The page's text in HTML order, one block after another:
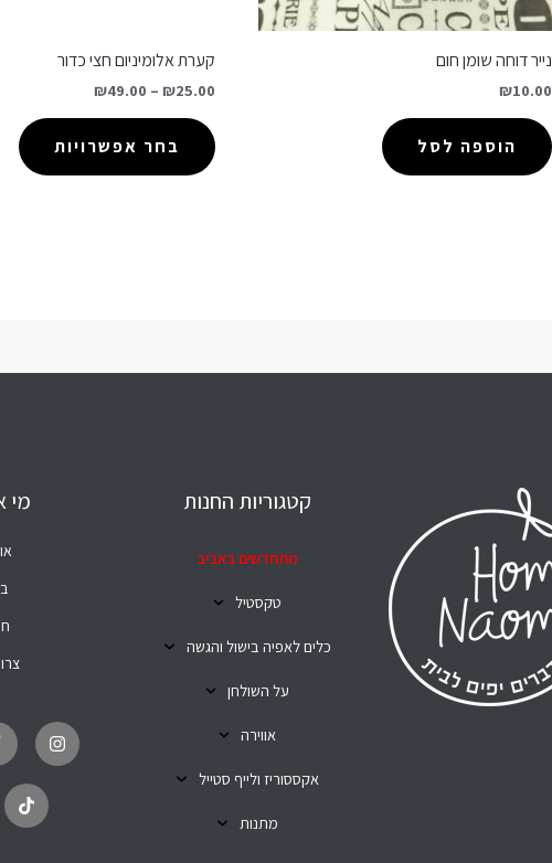
נייר דוחה שומן חום
₪10.00
הוספה לסל
קערת אלומיניום חצי כדור
₪25.00
–
₪49.00
בחר אפשרויות
קטגוריות החנות
מתחדשים באביב
טקסטיל
כלים לאפיה בישול והגשה
על השולחן
אווירה
אקססוריז ולייף סטייל
מתנות
מי
n
s
t
k